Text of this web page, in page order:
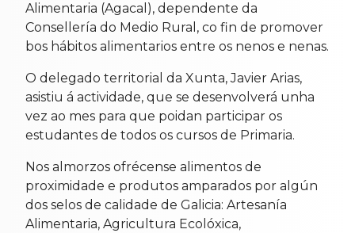
Alimentaria (Agacal), dependente da
Consellería do Medio Rural, co fin de promover
bos hábitos alimentarios entre os nenos e nenas.
O delegado territorial da Xunta, Javier Arias,
asistiu á actividade, que se desenvolverá unha
vez ao mes para que poidan participar os
estudantes de todos os cursos de Primaria.
Nos almorzos ofrécense alimentos de
proximidade e produtos amparados por algún
dos selos de calidade de Galicia: Artesanía
Alimentaria, Agricultura Ecolóxica,